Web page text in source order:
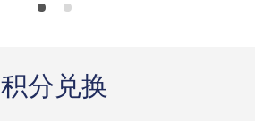
积分兑换